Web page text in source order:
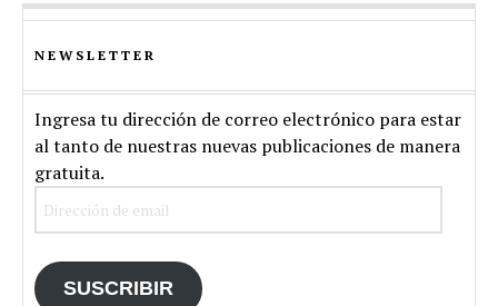
NEWSLETTER
Ingresa tu dirección de correo electrónico para estar
al tanto de nuestras nuevas publicaciones de manera
gratuita.
SUSCRIBIR